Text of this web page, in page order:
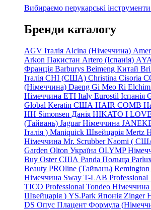
Вибираємо перукарські
Бренди каталогу
AGV Італія Alcina (Німеччина)
Arkon Пакистан Artero (Іспанія)
Франція Barburys Beimeng Китай
Італія CHI (США) Christina Cisoria
(Німеччина) Daeng Gi Meo Ri Elchim
Німеччина ETI Italy Eurostil Іспанія
Global Keratin США HAIR COMB
HH Simonsen Данія HIKATO I
(Тайвань) Jaguar Німеччина
Італія ) Maniquick Швейцарія Mertz
Німеччина Mr. Scrubber Naomi (
Garden Olton Україна OLYMP
Buy Oster США Panda Польща
Beauty PROline (Тайвань)
Німеччина Sway T-LAB Professional
TICO Professional Tondeo Німеччина
Швейцарія ) YS.Park Японія Zinger
DS Опус Плацент Формула